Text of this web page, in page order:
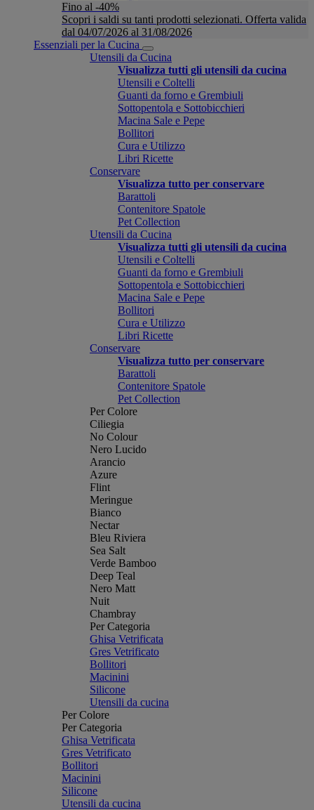
Fino al -40%
Scopri i saldi su tanti prodotti selezionati. Offerta valida
dal 04/07/2026 al 31/08/2026
Essenziali per la Cucina
Utensili da Cucina
Visualizza tutti gli utensili da cucina
Utensili e Coltelli
Guanti da forno e Grembiuli
Sottopentola e Sottobicchieri
Macina Sale e Pepe
Bollitori
Cura e Utilizzo
Libri Ricette
Conservare
Visualizza tutto per conservare
Barattoli
Contenitore Spatole
Pet Collection
Utensili da Cucina
Visualizza tutti gli utensili da cucina
Utensili e Coltelli
Guanti da forno e Grembiuli
Sottopentola e Sottobicchieri
Macina Sale e Pepe
Bollitori
Cura e Utilizzo
Libri Ricette
Conservare
Visualizza tutto per conservare
Barattoli
Contenitore Spatole
Pet Collection
Per Colore
Ciliegia
No Colour
Nero Lucido
Arancio
Azure
Flint
Meringue
Bianco
Nectar
Bleu Riviera
Sea Salt
Verde Bamboo
Deep Teal
Nero Matt
Nuit
Chambray
Per Categoria
Ghisa Vetrificata
Gres Vetrificato
Bollitori
Macinini
Silicone
Utensili da cucina
Per Colore
Per Categoria
Ghisa Vetrificata
Gres Vetrificato
Bollitori
Macinini
Silicone
Utensili da cucina